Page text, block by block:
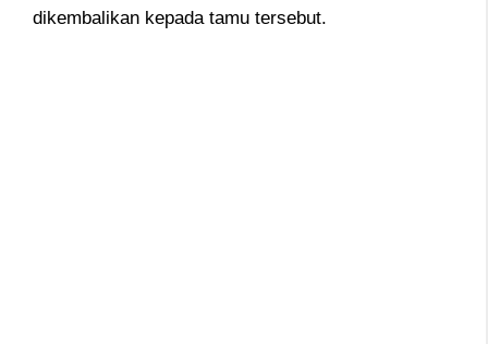
dikembalikan kepada tamu tersebut.